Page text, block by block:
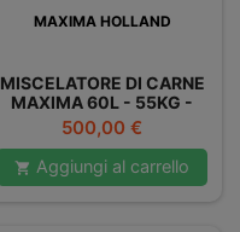
MAXIMA HOLLAND
MISCELATORE DI CARNE
MAXIMA 60L - 55KG -
DOPPIO
Prezzo
500,00 €
 Aggiungi al carrello